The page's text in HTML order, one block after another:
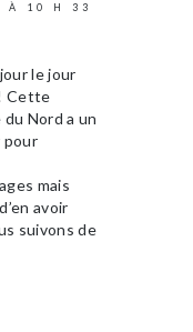
À 10 H 33
le jour
Cette
Nord a un
pour
mais
avoir
suivons de